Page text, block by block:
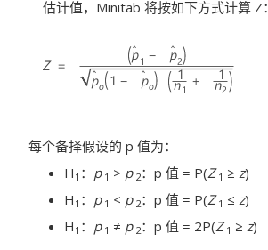
估计值，Minitab 将按如下方式计算 Z：
每个备择假设的 p 值为：
H 1 ： p 1 > p 2：p 值 = P(Z 1 ≥z)
H 1 ： p 1 < p 2：p 值 = P(Z 1 ≤ z)
H 1 ： p 1 ≠ p 2：p 值 = 2P(Z 1 ≥z)